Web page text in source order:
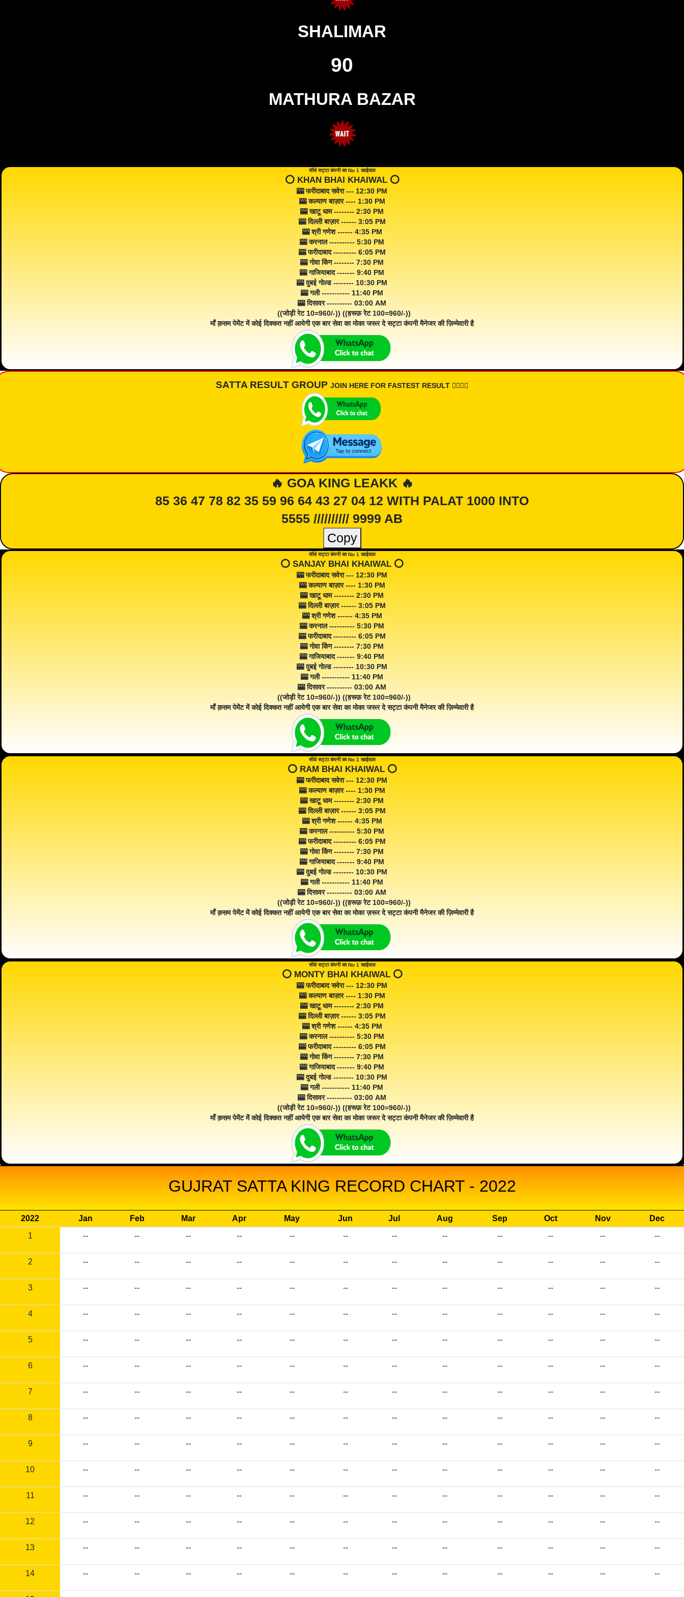
SHALIMAR
90
MATHURA BAZAR
सीधे सट्टा कंपनी का No 1 खाईवाल
⭕️ KHAN BHAI KHAIWAL ⭕️
🎰 फरीदाबाद सवेरा --- 12:30 PM
🎰 कल्याण बाज़ार ---- 1:30 PM
🎰 खाटू धाम -------- 2:30 PM
🎰 दिल्ली बाज़ार ------ 3:05 PM
🎰 श्री गणेश ------ 4:35 PM
🎰 करनाल ---------- 5:30 PM
🎰 फरीदाबाद --------- 6:05 PM
🎰 गोवा किंग -------- 7:30 PM
🎰 गाजियाबाद ------- 9:40 PM
🎰 दुबई गोल्ड -------- 10:30 PM
🎰 गली ----------- 11:40 PM
🎰 दिसावर ---------- 03:00 AM
((जोड़ी रेट 10=960/-)) ((हरूफ़ रेट 100=960/-))
माँ क़सम पेमेंट में कोई दिक्कत नहीं आयेगी एक बार सेवा का मोका जरूर दे सट्टा कंपनी मैनेजर की ज़िम्मेवारी है
SATTA RESULT GROUP JOIN HERE FOR FASTEST RESULT 👇🏾👇🏾
🔥 GOA KING LEAKK 🔥
85 36 47 78 82 35 59 96 64 43 27 04 12 WITH PALAT 1000 INTO
5555 ////////// 9999 AB
Copy
सीधे सट्टा कंपनी का No 1 खाईवाल
⭕️ SANJAY BHAI KHAIWAL ⭕️
🎰 फरीदाबाद सवेरा --- 12:30 PM
🎰 कल्याण बाज़ार ---- 1:30 PM
🎰 खाटू धाम -------- 2:30 PM
🎰 दिल्ली बाज़ार ------ 3:05 PM
🎰 श्री गणेश ------ 4:35 PM
🎰 करनाल ---------- 5:30 PM
🎰 फरीदाबाद --------- 6:05 PM
🎰 गोवा किंग -------- 7:30 PM
🎰 गाजियाबाद ------- 9:40 PM
🎰 दुबई गोल्ड -------- 10:30 PM
🎰 गली ----------- 11:40 PM
🎰 दिसावर ---------- 03:00 AM
((जोड़ी रेट 10=960/-)) ((हरूफ़ रेट 100=960/-))
माँ क़सम पेमेंट में कोई दिक्कत नहीं आयेगी एक बार सेवा का मोका जरूर दे सट्टा कंपनी मैनेजर की ज़िम्मेवारी है
सीधे सट्टा कंपनी का No 1 खाईवाल
⭕️ RAM BHAI KHAIWAL ⭕️
🎰 फरीदाबाद सवेरा --- 12:30 PM
🎰 कल्याण बाज़ार ---- 1:30 PM
🎰 खाटू धाम -------- 2:30 PM
🎰 दिल्ली बाज़ार ------ 3:05 PM
🎰 श्री गणेश ------ 4:35 PM
🎰 करनाल ---------- 5:30 PM
🎰 फरीदाबाद --------- 6:05 PM
🎰 गोवा किंग -------- 7:30 PM
🎰 गाजियाबाद ------- 9:40 PM
🎰 दुबई गोल्ड -------- 10:30 PM
🎰 गली ----------- 11:40 PM
🎰 दिसावर ---------- 03:00 AM
((जोड़ी रेट 10=960/-)) ((हरूफ़ रेट 100=960/-))
माँ क़सम पेमेंट में कोई दिक्कत नहीं आयेगी एक बार सेवा का मोका ज़रूर दे सट्टा कंपनी मैनेजर की ज़िम्मेवारी है
सीधे सट्टा कंपनी का No 1 खाईवाल
⭕️ MONTY BHAI KHAIWAL ⭕️
🎰 फरीदाबाद सवेरा --- 12:30 PM
🎰 कल्याण बाज़ार ---- 1:30 PM
🎰 खाटू धाम -------- 2:30 PM
🎰 दिल्ली बाज़ार ------ 3:05 PM
🎰 श्री गणेश ------ 4:35 PM
🎰 करनाल ---------- 5:30 PM
🎰 फरीदाबाद --------- 6:05 PM
🎰 गोवा किंग -------- 7:30 PM
🎰 गाजियाबाद ------- 9:40 PM
🎰 दुबई गोल्ड -------- 10:30 PM
🎰 गली ----------- 11:40 PM
🎰 दिसावर ---------- 03:00 AM
((जोड़ी रेट 10=960/-)) ((हरूफ़ रेट 100=960/-))
माँ क़सम पेमेंट में कोई दिक्कत नहीं आयेगी एक बार सेवा का मोका जरूर दे सट्टा कंपनी मैनेजर की ज़िम्मेवारी है
GUJRAT SATTA KING RECORD CHART - 2022
2022 Jan Feb Mar Apr May Jun Jul Aug Sep Oct Nov
Dec
1
-- -- -- -- -- -- -- -- -- -- -- --
2 -- -- -- -- -- -- -- -- -- -- -- --
3 -- -- -- -- -- -- -- -- -- -- -- --
4 -- -- -- -- -- -- -- -- -- -- -- --
5 -- -- -- -- -- -- -- -- -- -- -- --
6 -- -- -- -- -- -- -- -- -- -- -- --
7 -- -- -- -- -- -- -- -- -- -- -- --
8 -- -- -- -- -- -- -- -- -- -- -- --
9 -- -- -- -- -- -- -- -- -- -- -- --
10 -- -- -- -- -- -- -- -- -- -- -- --
11 -- -- -- -- -- -- -- -- -- -- -- --
12 -- -- -- -- -- -- -- -- -- -- -- --
13 -- -- -- -- -- -- -- -- -- -- -- --
14 -- -- -- -- -- -- -- -- -- -- -- --